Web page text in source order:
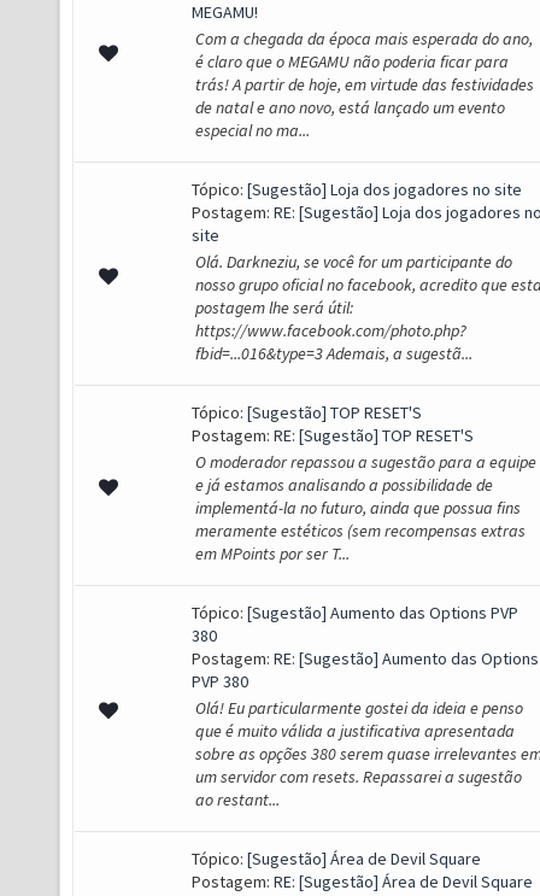
MEGAMU!
Com a chegada da época mais esperada do ano,
é claro que o MEGAMU não poderia ficar para
trás! A partir de hoje, em virtude das festividades
de natal e ano novo, está lançado um evento
especial no ma...
Tópico: [Sugestão] Loja dos jogadores no site
Postagem: RE: [Sugestão] Loja dos jogadores
site
Olá. Darkneziu, se você for um participante do
nosso grupo oficial no facebook, acredito que
postagem lhe será útil:
https://www.facebook.com/photo.php?
fbid=...016&type=3 Ademais, a sugestã...
Tópico: [Sugestão] TOP RESET'S
Postagem: RE: [Sugestão] TOP RESET'S
O moderador repassou a sugestão para a equipe
e já estamos analisando a possibilidade de
implementá-la no futuro, ainda que possua fins
meramente estéticos (sem recompensas extras
em MPoints por ser T...
Tópico: [Sugestão] Aumento das Options PVP
380
Postagem: RE: [Sugestão] Aumento das Options
PVP 380
Olá! Eu particularmente gostei da ideia e penso
que é muito válida a justificativa apresentada
sobre as opções 380 serem quase irrelevantes
um servidor com resets. Repassarei a sugestão
ao restant...
Tópico: [Sugestão] Área de Devil Square
Postagem: RE: [Sugestão] Área de Devil Square